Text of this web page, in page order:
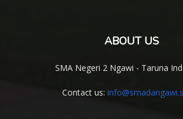
ABOUT US
SMA Negeri 2 Ngawi - Taruna
Contact us: